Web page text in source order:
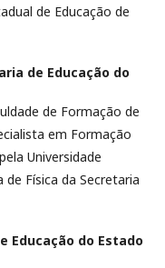
de Educação de
de Educação do
de Formação de
em Formação
Universidade
de Física da Secretaria
Educação do Estado